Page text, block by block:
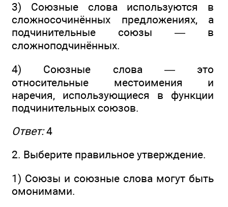
3) Союзные слова используются в
сложносочинённых предложениях, а
подчинительные союзы — в
сложноподчинённых.
4) Союзные слова — это
относительные местоимения и
наречия, использующиеся в функции
подчинительных союзов.
Ответ:4
2. Выберите правильное утверждение.
1) Союзы и союзные слова могут быть
омонимами.